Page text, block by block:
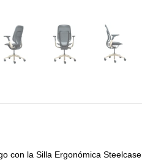
con la Silla Ergonómica Steelcase